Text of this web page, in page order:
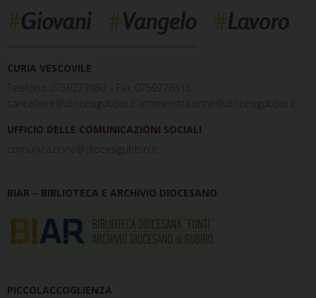
CURIA VESCOVILE
Telefono 0759273980 – Fax 0759276316
cancelliere@diocesigubbio.it amministrazione@diocesigubbio.it
UFFICIO DELLE COMUNICAZIONI SOCIALI
comunicazione@diocesigubbio.it
BIAR – BIBLIOTECA E ARCHIVIO DIOCESANO
PICCOLACCOGLIENZA